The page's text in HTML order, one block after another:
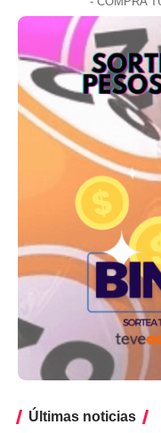
Últimas noticias